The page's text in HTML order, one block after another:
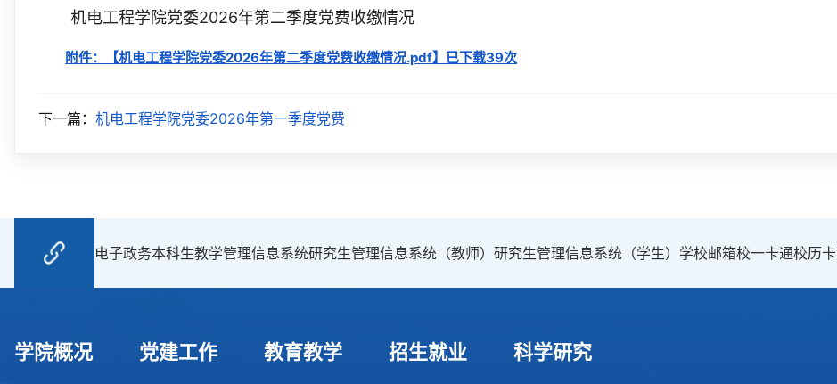
机电工程学院党委2026年第二季度党费收缴情况
附件：【机电工程学院党委2026年第二季度党费收缴情况.pdf】已下载39次
下一篇： 机电工程学院党委2026年第一季度党费
电子政务本科生教学管理信息系统研究生管理信息系统（教师） 研究生管理信息系统（学生） 学校邮箱校一卡通校历卡
学院概况 党建工作 教育教学 招生就业 科学研究